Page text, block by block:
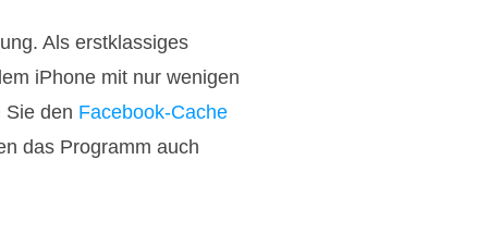
Als erstklassiges
iPhone mit nur wenigen
Sie den Facebook-Cache
das Programm auch